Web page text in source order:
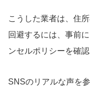
こうした業者は、住
回避するには、事前
ンセルポリシーを確認
SNSのリアルな声を